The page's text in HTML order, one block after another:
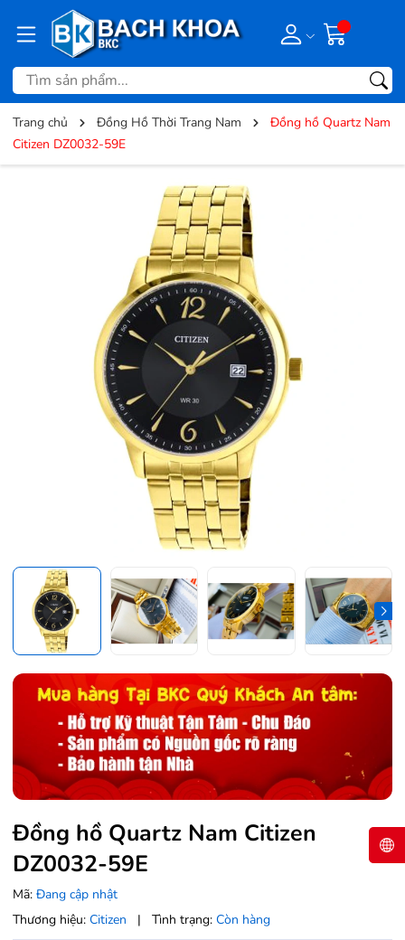
Trang chủ Đồng Hồ Thời Trang Nam
Đồng hồ Quartz Nam
Citizen DZ0032-59E
Đồng hồ Quartz Nam Citizen
DZ0032-59E
Mã: Đang cập nhật
Thương hiệu: Citizen | Tình trạng: Còn hàng